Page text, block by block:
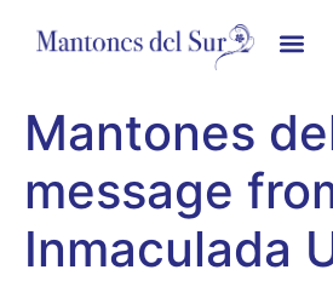
Mantones
message
Inmaculada